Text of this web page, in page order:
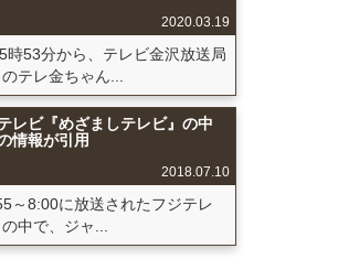
2020.03.19
時53分から、テレビ金沢放送局
テレ金ちゃん...
レビ『めざましテレビ』の中
情報が引用
2018.07.10
～8:00に放送されたフジテレ
中で、ジャ...